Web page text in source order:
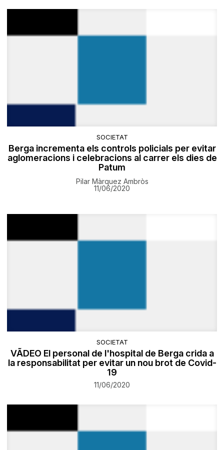
SOCIETAT
Berga incrementa els controls policials per evitar
aglomeracions i celebracions al carrer els dies de
Patum
Pilar Màrquez Ambròs
11/06/2020
SOCIETAT
VÃDEO El personal de l'hospital de Berga crida a
la responsabilitat per evitar un nou brot de Covid-
19
11/06/2020